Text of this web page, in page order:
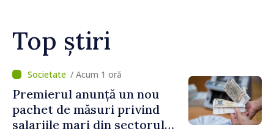
Top știri
/ Acum 35 minute
Agenda evenimentelor, joi, 6
august